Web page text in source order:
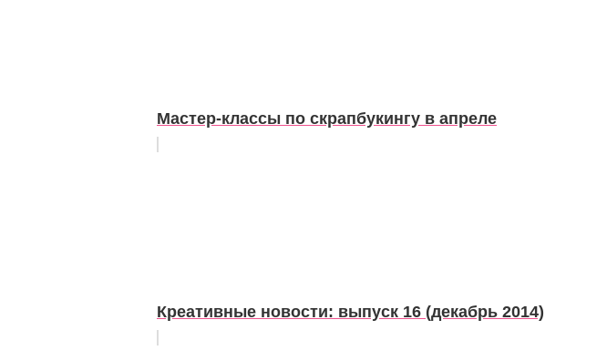
Мастер-классы по скрапбукингу в апреле
Креативные новости: выпуск 16 (декабрь 2014)